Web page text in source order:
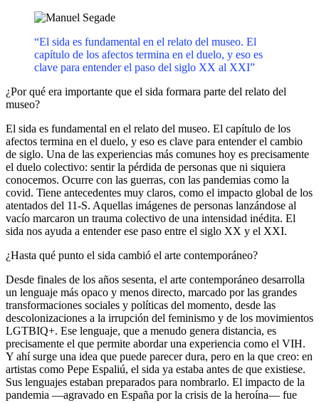
“El sida es fundamental en el relato del museo. El
capítulo de los afectos termina en el duelo, y eso es
clave para entender el paso del siglo XX al XXI”
¿Por qué era importante que el sida formara parte del relato del
museo?
El sida es fundamental en el relato del museo. El capítulo de los
afectos termina en el duelo, y eso es clave para entender el cambio
de siglo. Una de las experiencias más comunes hoy es precisamente
el duelo colectivo: sentir la pérdida de personas que ni siquiera
conocemos. Ocurre con las guerras, con las pandemias como la
covid. Tiene antecedentes muy claros, como el impacto global de los
atentados del 11-S. Aquellas imágenes de personas lanzándose al
vacío marcaron un trauma colectivo de una intensidad inédita. El
sida nos ayuda a entender ese paso entre el siglo XX y el XXI.
¿Hasta qué punto el sida cambió el arte contemporáneo?
Desde finales de los años sesenta, el arte contemporáneo desarrolla
un lenguaje más opaco y menos directo, marcado por las grandes
transformaciones sociales y políticas del momento, desde las
descolonizaciones a la irrupción del feminismo y de los movimientos
LGTBIQ+. Ese lenguaje, que a menudo genera distancia, es
precisamente el que permite abordar una experiencia como el VIH.
Y ahí surge una idea que puede parecer dura, pero en la que creo: en
artistas como Pepe Espaliú, el sida ya estaba antes de que existiese.
Sus lenguajes estaban preparados para nombrarlo. El impacto de la
pandemia —agravado en España por la crisis de la heroína— fue